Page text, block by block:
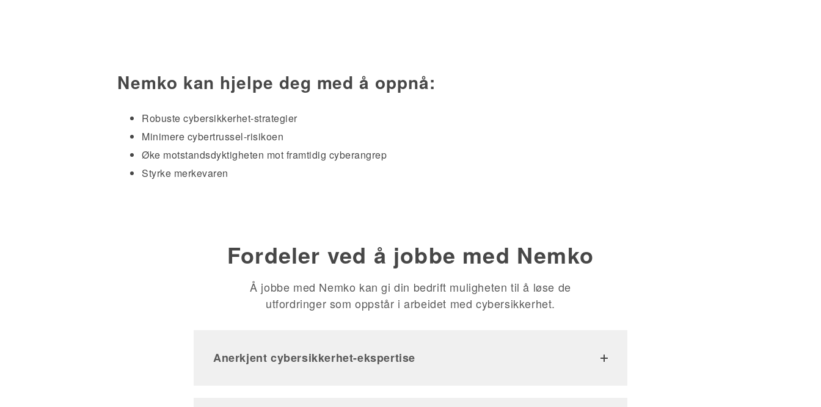
Nemko kan hjelpe deg med å oppnå:
Robuste cybersikkerhet-strategier
Minimere cybertrussel-risikoen
Øke motstandsdyktigheten mot framtidig cyberangrep
Styrke merkevaren
Fordeler ved å jobbe med Nemko
Å jobbe med Nemko kan gi din bedrift muligheten til å løse de
utfordringer som oppstår i arbeidet med cybersikkerhet.
Anerkjent cybersikkerhet-ekspertise